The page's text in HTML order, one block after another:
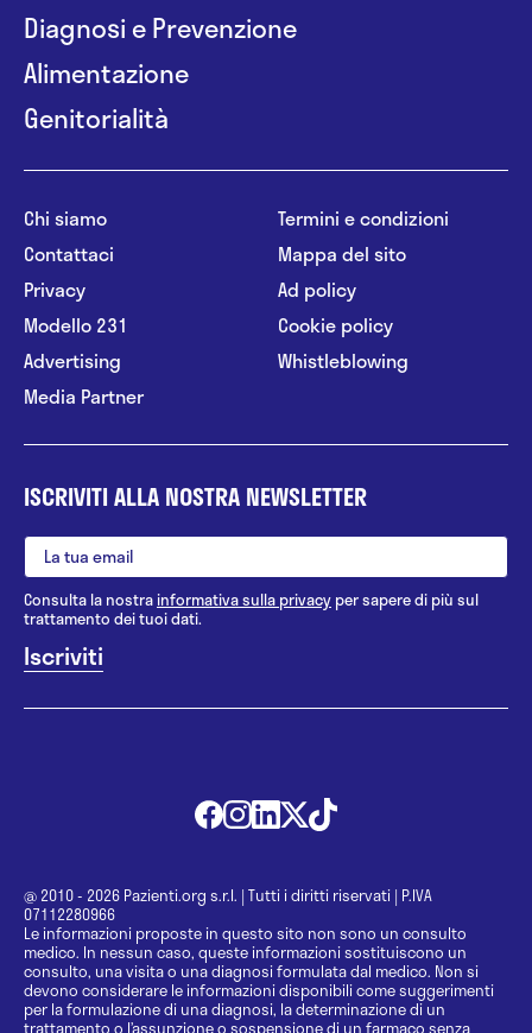
Diagnosi e Prevenzione
Alimentazione
Genitorialità
Chi siamo
Contattaci
Privacy
Modello 231
Advertising
Media Partner
Termini e condizioni
Mappa del sito
Ad policy
Cookie policy
Whistleblowing
ISCRIVITI ALLA NOSTRA NEWSLETTER
Consulta la nostrainformativa sulla privacy per sapere di più sul
trattamento dei tuoi dati.
@ 2010 - 2026 Pazienti.org s.r.l. | Tutti i diritti riservati | P.IVA
07112280966
Le informazioni proposte in questo sito non sono un consulto
medico. In nessun caso, queste informazioni sostituiscono un
consulto, una visita o una diagnosi formulata dal medico. Non si
devono considerare le informazioni disponibili come suggerimenti
per la formulazione di una diagnosi, la determinazione di un
trattamento o l’assunzione o sospensione di un farmaco senza